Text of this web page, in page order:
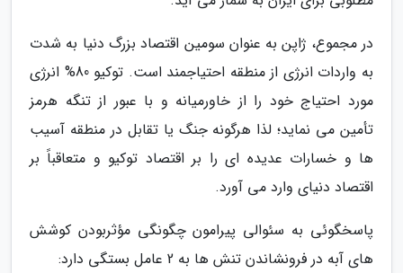
در مجموع، ژاپن به عنوان سومین اقتصاد بزرگ دنیا به شدت
به واردات انرژی از منطقه احتیاجمند است. توکیو 80% انرژی
مورد احتیاج خود را از خاورمیانه و با عبور از تنگه هرمز
تأمین می نماید؛ لذا هرگونه جنگ یا تقابل در منطقه آسیب
ها و خسارات عدیده ای را بر اقتصاد توکیو و متعاقباً بر
اقتصاد دنیای وارد می آورد.
پاسخگوئی به سئوالی پیرامون چگونگی مؤثربودن کوشش
های آبه در فرونشاندن تنش ها به 2 عامل بستگی دارد: